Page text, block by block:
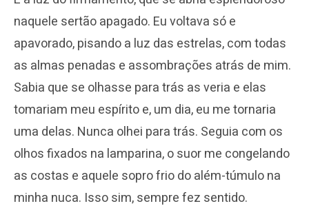
naquele sertão apagado. Eu voltava só e
apavorado, pisando a luz das estrelas, com todas
as almas penadas e assombrações atrás de mim.
Sabia que se olhasse para trás as veria e elas
tomariam meu espírito e, um dia, eu me tornaria
uma delas. Nunca olhei para trás. Seguia com os
olhos fixados na lamparina, o suor me congelando
as costas e aquele sopro frio do além-túmulo na
minha nuca. Isso sim, sempre fez sentido.